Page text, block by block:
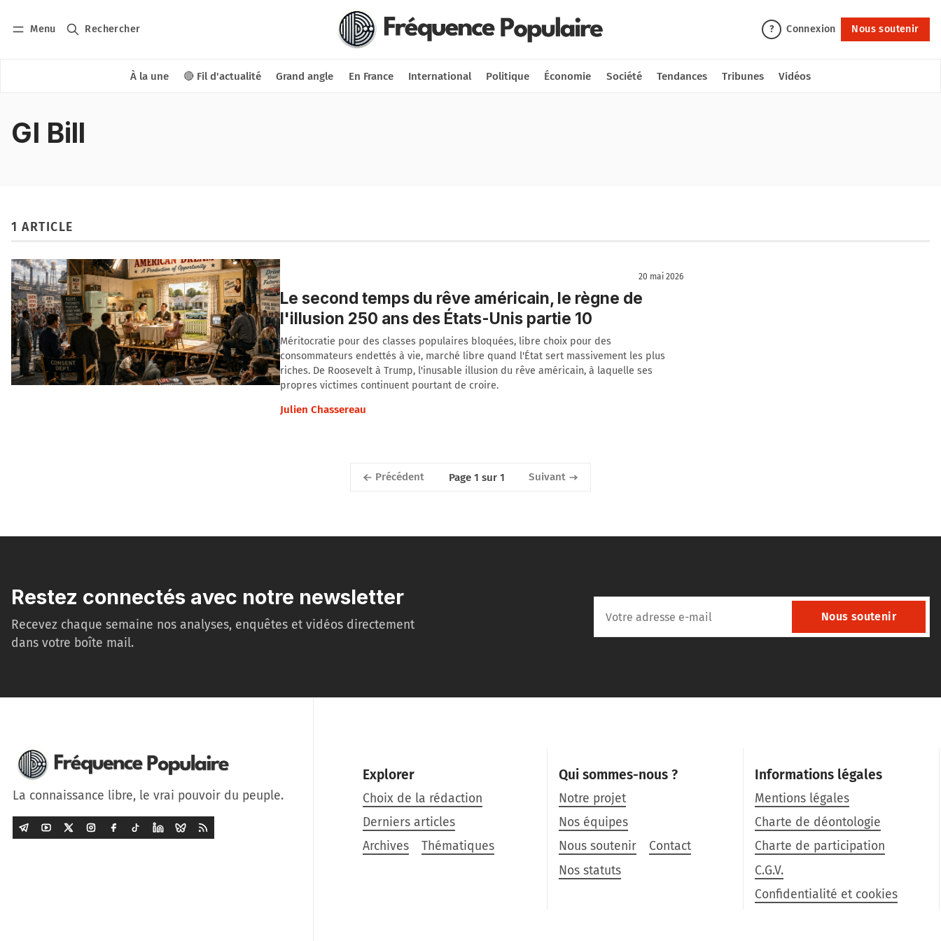
Menu Rechercher ? Connexion Nous soutenir
À la une 🔴 Fil d'actualité Grand angle En France International Politique Économie Société Tendances Tribunes Vidéos
Nous soutenir
GI Bill
1 ARTICLE
20 mai 2026
Le second temps du rêve américain, le règne de
l'illusion 250 ans des États-Unis partie 10
Méritocratie pour des classes populaires bloquées, libre choix pour des
consommateurs endettés à vie, marché libre quand l'État sert massivement les plus
riches. De Roosevelt à Trump, l'inusable illusion du rêve américain, à laquelle ses
propres victimes continuent pourtant de croire.
Julien Chassereau
Précédent Page 1 sur 1 Suivant
Restez connectés avec notre newsletter
Recevez chaque semaine nos analyses, enquêtes et vidéos directement
dans votre boîte mail.
Nous soutenir
La connaissance libre, le vrai pouvoir du peuple.
Explorer
Choix de la rédaction
Derniers articles
Archives
Thématiques
Qui sommes-nous ?
Notre projet
Nos équipes
Nous soutenir
Contact
Nos statuts
Informations légales
Mentions légales
Charte de déontologie
Charte de participation
C.G.V.
Confidentialité et cookies